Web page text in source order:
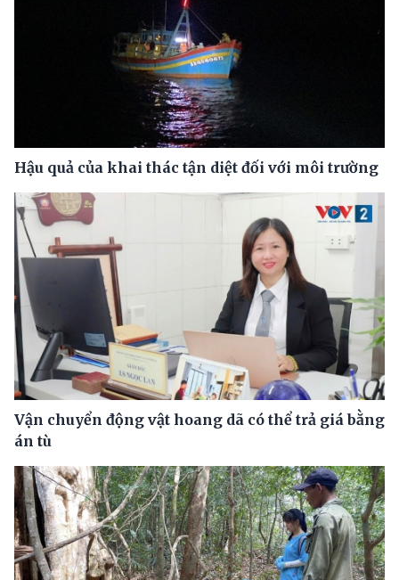
Hậu quả của khai thác tận diệt đối với môi trường
Vận chuyển động vật hoang dã có thể trả giá bằng
án tù